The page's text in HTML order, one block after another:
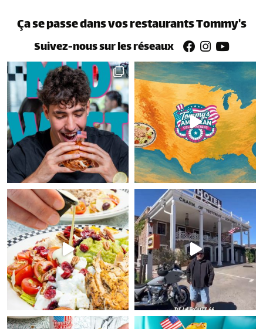
Ça se passe dans vos restaurants Tommy's
Suivez-nous sur les réseaux